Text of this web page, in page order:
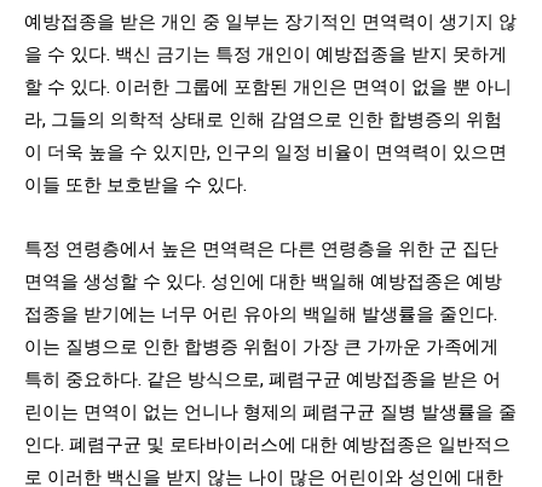
예방접종을 받은 개인 중 일부는 장기적인 면역력이 생기지 않
을 수 있다. 백신 금기는 특정 개인이 예방접종을 받지 못하게
할 수 있다. 이러한 그룹에 포함된 개인은 면역이 없을 뿐 아니
라, 그들의 의학적 상태로 인해 감염으로 인한 합병증의 위험
이 더욱 높을 수 있지만, 인구의 일정 비율이 면역력이 있으면
이들 또한 보호받을 수 있다.
특정 연령층에서 높은 면역력은 다른 연령층을 위한 군 집단
면역을 생성할 수 있다. 성인에 대한 백일해 예방접종은 예방
접종을 받기에는 너무 어린 유아의 백일해 발생률을 줄인다.
이는 질병으로 인한 합병증 위험이 가장 큰 가까운 가족에게
특히 중요하다. 같은 방식으로, 폐렴구균 예방접종을 받은 어
린이는 면역이 없는 언니나 형제의 폐렴구균 질병 발생률을 줄
인다. 폐렴구균 및 로타바이러스에 대한 예방접종은 일반적으
로 이러한 백신을 받지 않는 나이 많은 어린이와 성인에 대한